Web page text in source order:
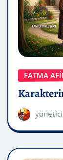
FATMA
yönetici